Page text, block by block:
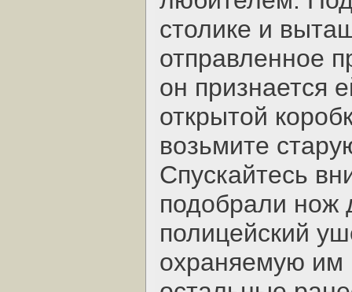
столике и
отправленное
он признается
открытой
возьмите
Спускайтесь
подобрали нож
полицейский
охраняемую им